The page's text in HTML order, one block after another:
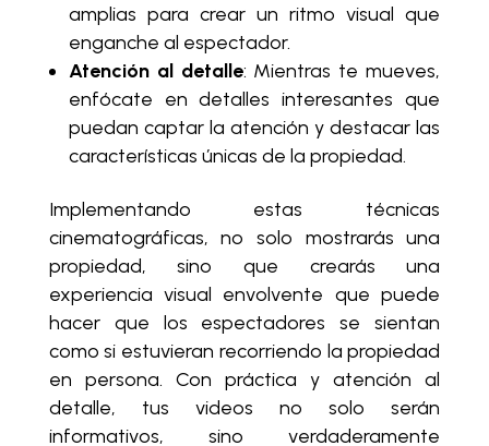
amplias para crear un ritmo visual que
enganche al espectador.
Atención al detalle: Mientras te mueves,
enfócate en detalles interesantes que
puedan captar la atención y destacar las
características únicas de la propiedad.
Implementando estas técnicas
cinematográficas, no solo mostrarás una
propiedad, sino que crearás una
experiencia visual envolvente que puede
hacer que los espectadores se sientan
como si estuvieran recorriendo la propiedad
en persona. Con práctica y atención al
detalle, tus videos no solo serán
informativos, sino verdaderamente